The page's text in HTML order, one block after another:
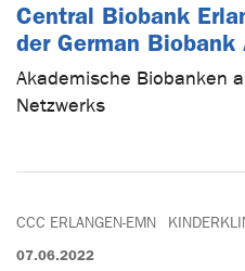
Central Biobank
der German
Akademische Biobanken
Netzwerks
CCC ERLANGEN-EMN
07.06.2022